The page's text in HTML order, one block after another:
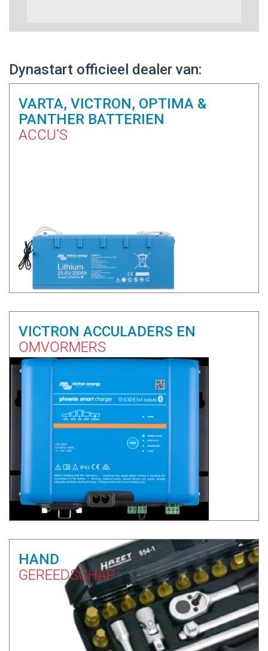
Dynastart officieel dealer van:
VARTA, VICTRON, OPTIMA &
PANTHER BATTERIEN
ACCU'S
VICTRON ACCULADERS EN
OMVORMERS
HAND
GEREEDSCHAP